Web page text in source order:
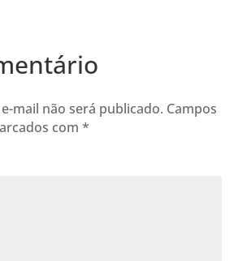
mail não será publicado. Campos
com *